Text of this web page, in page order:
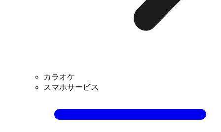
カラオケ
スマホサービス